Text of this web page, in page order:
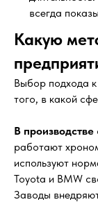
всегда
Какую
Выбор подхода к
того, в какой
В производстве
работают
используют
Toyota и BMW
Заводы